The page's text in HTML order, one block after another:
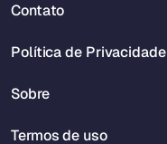
Contato
Política de Privacidade
Sobre
Termos de uso